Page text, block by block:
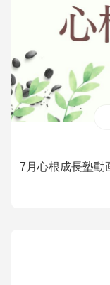
7月心根成長塾動